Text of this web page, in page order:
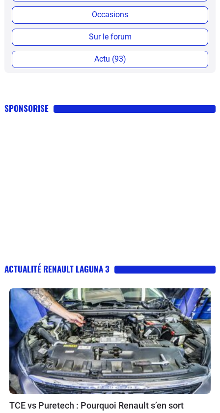
Occasions
Sur le forum
Actu (93)
SPONSORISE
ACTUALITÉ RENAULT LAGUNA 3
TCE vs Puretech : Pourquoi Renault s’en sort